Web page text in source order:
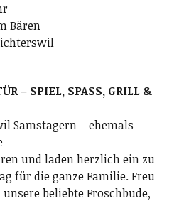
Bären
– SPIEL, SPASS, GRILL &
Samstagern – ehemals
und laden herzlich ein zu
für die ganze Familie. Freu
beliebte Froschbude,